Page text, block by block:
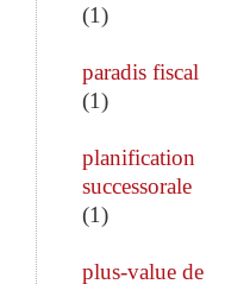
(1)
paradis fiscal
(1)
planification
successorale
(1)
plus-value de